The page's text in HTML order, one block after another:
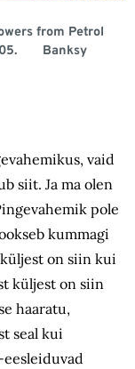
from Petrol
Banksy
vaid
siit. Ja ma olen
pole
kummagi
on siin kui
küljest on siin
haaratu,
seal kui